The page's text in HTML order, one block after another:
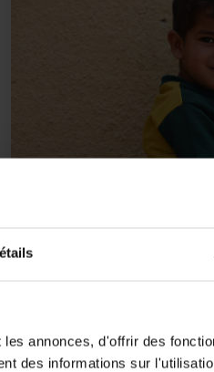
annonces, d'offrir des
des informations sur